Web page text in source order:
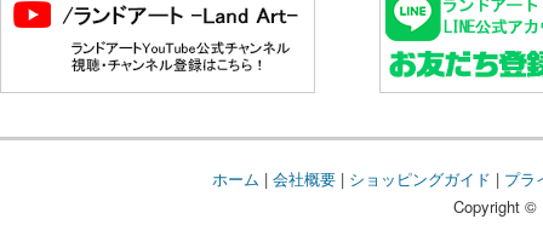
ホーム | 会社概要| ショッピングガイド | プラ
Copyright ©